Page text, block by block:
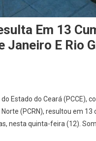
Em 13
Janeiro E Rio
Estado do Ceará (PCCE),
(PCRN), resultou em
nesta quinta-feira (12).